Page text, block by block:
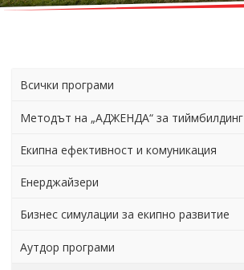
Всички програми
Методът на „АДЖЕНДА“ за тиймбилдинг
Екипна ефективност и комуникация
Енерджайзери
Бизнес симулации за екипно развитие
Аутдор програми